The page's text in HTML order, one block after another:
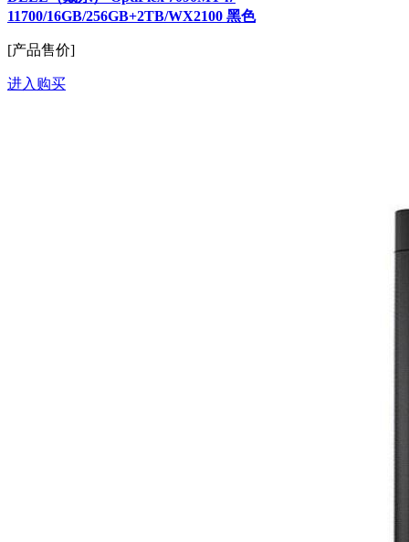
11700/16GB/256GB+2TB/WX2100 黑色
[产品售价]
进入购买